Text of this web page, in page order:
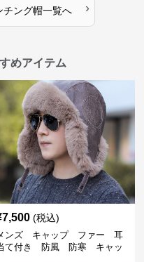
チング帽一覧へ ›
めアイテム
7,500 (税込)
ンズ キャップ ファー 耳
て付き 防風 防寒 キャッ